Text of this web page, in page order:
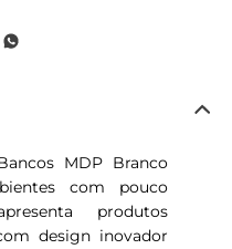
MDP Branco
com pouco
produtos
design inovador